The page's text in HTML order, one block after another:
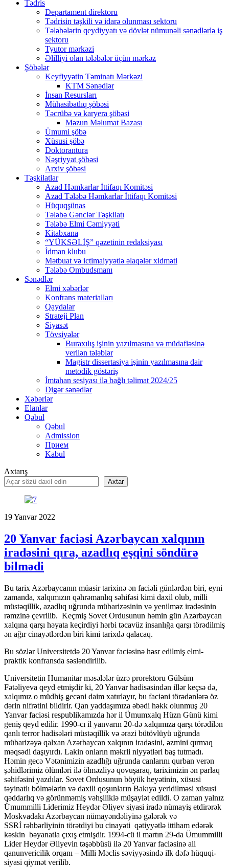
Tədris
Departament direktoru
Tədrisin təşkili və idarə olunması sektoru
Tələbələrin qeydiyyatı və dövlət nümunəli sənədlərlə iş
sektoru
Tyutor mərkəzi
Əlilliyi olan tələbələr üçün mərkəz
Şöbələr
Keyfiyyətin Təminatı Mərkəzi
KTM Sənədlər
İnsan Resursları
Mühasibatlıq şöbəsi
Təcrübə və karyera şöbəsi
Məzun Məlumat Bazası
Ümumi şöbə
Xüsusi şöbə
Doktorantura
Nəşriyyat şöbəsi
Arxiv şöbəsi
Təşkilatlar
Azad Həmkarlar İttifaqı Komitəsi
Azad Tələbə Həmkarlar İttifaqı Komitəsi
Hüquqşünas
Tələbə Gənclər Təşkilatı
Tələbə Elmi Cəmiyyəti
Kitabxana
“YÜKSƏLİŞ” qəzetinin redaksiyası
İdman klubu
Mətbuat və ictimaiyyətlə əlaqələr xidməti
Tələbə Ombudsmanı
Sənədlər
Elmi xəbərlər
Konfrans materialları
Qaydalar
Strateji Plan
Siyasət
Tövsiyələr
Buraxılış işinin yazılmasına və müdafiəsinə
verilən tələblər
Magistr dissertasiya işinin yazılmasına dair
metodik göstəriş
İmtahan sesiyası ilə bağlı təlimat 2024/25
Digər sənədlər
Xəbərlər
Elanlar
Qəbul
Qəbul
Admission
Прием
Kabul
Axtarış
Axtar
19Yanvar 2022
20 Yanvar faciəsi Azərbaycan xalqının
iradəsini qıra, azadlıq eşqini söndürə
bilmədi
Bu tarix Azərbaycanın müasir tarixinə ən faciəli günlərdən biri, eyni
zamanda, xalqımızın qəhrəmanlıq səhifəsi kimi daxil olub, milli
müstəqillik, azadlıq uğrunda mübarizəsinin və yenilməz iradəsinin
rəmzinə çevrilib. Keçmiş Sovet Ordusunun həmin gün Azərbaycan
xalqına qarşı həyata keçirdiyi hərbi təcavüz insanlığa qarşı törədilmiş
ən ağır cinayətlərdən biri kimi tarixdə qalacaq.
Bu sözlər Universitetdə 20 Yanvar faciəsinə həsr edilmiş elmi-
praktik konfransda səsləndirilib.
Universitetin Humanitar məsələlər üzrə prorektoru Gülsüm
Fətəliyeva qeyd etmişdir ki, 20 Yanvar hadisəsindən illər keçsə də,
xalqımız o müdhiş gecəni daim xatırlayır, bu faciəni törədənlərə öz
dərin nifrətini bildirir. Qan yaddaşımıza əbədi həkk olunmuş 20
Yanvar faciəsi respublikamızda hər il Ümumxalq Hüzn Günü kimi
geniş qeyd edilir. 1990-cı il yanvarın 20-də xalqımıza qarşı törədilən
qanlı terror hadisələri müstəqillik və ərazi bütövlüyü uğrunda
mübarizəyə qalxan Azərbaycan xalqının iradəsini, əzmini qırmaq
məqsədi daşıyırdı. Lakin onların məkrli niyyətləri baş tutmadı.
Həmin gecə Vətənimizin azadlığı uğrunda canlarını qurban verən
şəhidlərimiz ölümləri ilə ölməzliyə qovuşaraq, tariximizin ən parlaq
səhifəsini yazdılar. Sovet Ordusunun böyük heyətinin, xüsusi
təyinatlı bölmələrin və daxili qoşunların Bakıya yeridilməsi xüsusi
qəddarlıq və görünməmiş vəhşiliklə müşayiət edildi. O zaman yalnız
Ümummilli Liderimiz Heydər Əliyev siyasi iradə nümayiş etdirərək
Moskvadakı Azərbaycan nümayəndəliyinə gələrək və
SSRİ rəhbərliyinin törətdiyi bu cinayəti qətiyyətlə ittiham edərək
kəskin bəyanatla çıxış etmişdir. 1994-cü il martın 29-da Ümummilli
Lider Heydər Əliyevin təşəbbüsü ilə 20 Yanvar faciəsinə ali
qanunvericilik orqanı – Milli Məclis səviyyəsində ilk dəfə hüquqi-
siyasi qiymət verilib.